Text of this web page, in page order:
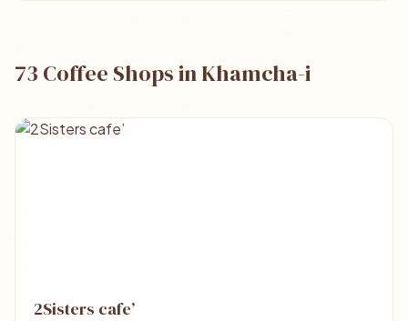
73 Coffee Shops in Khamcha-i
2Sisters cafe’